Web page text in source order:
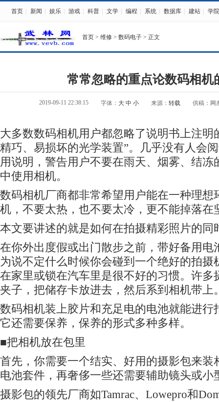
首页 新闻 娱乐 游戏 科普 文学 编程 系统 数据库 建站 学院
首页 > 维修 > 数码电子 > 正文
常常忽略的重点论数码相机
2019-09-11 22:38:15 字体： 大 中 小 来源： 转载 供稿：网
大多数数码相机用户都忽略了说明书上注明
精巧、易损坏的光学装置”。几乎没有人会
用说明，警告用户不要在雨天、烟雾、结冻
中使用相机。
数码相机厂商都非常希望用户能在一种理想
机，不要太热，也不要太冷，更不能掉落在
本文要讲述的就是如何在拍摄精彩照片的同
在你外出度假或出门散步之前，带好备用电
为说不定什么时候你会碰到一个绝好的拍摄
在家里或锁在汽车里是很不好的习惯。许多
夹子，把储存卡放进去，然后系到相机带上
数码相机装上胶片和充足电的电池就能进行
它还需要保养，保养的形式多种多样。
■把相机放在包里
首先，你需要一个结实、好用的摄影包来装
电池套件，再奢侈一些还需要辅助镜头或小
摄影包的领先厂商如Tamrac、Lowepro和